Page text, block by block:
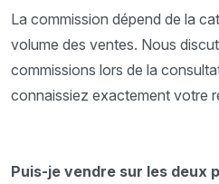
La commission dépend de la
volume des ventes. Nous
commissions lors de la
connaissiez exactement votre
Puis-je vendre sur les deux